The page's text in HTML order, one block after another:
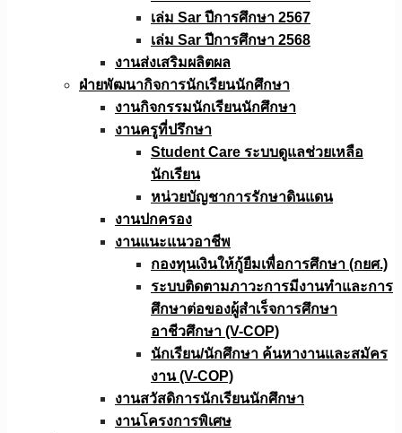
เล่ม Sar ปีการศึกษา 2567
เล่ม Sar ปีการศึกษา 2568
งานส่งเสริมผลิตผล
ฝ่ายพัฒนากิจการนักเรียนนักศึกษา
งานกิจกรรมนักเรียนนักศึกษา
งานครูที่ปรึกษา
Student Care ระบบดูแลช่วยเหลือ
นักเรียน
หน่วยบัญชาการรักษาดินแดน
งานปกครอง
งานแนะแนวอาชีพ
กองทุนเงินให้กู้ยืมเพื่อการศึกษา (กยศ.)
ระบบติดตามภาวะการมีงานทำและการ
ศึกษาต่อของผู้สำเร็จการศึกษา
อาชีวศึกษา (V-COP)
นักเรียน/นักศึกษา ค้นหางานและสมัคร
งาน (V-COP)
งานสวัสดิการนักเรียนนักศึกษา
งานโครงการพิเศษ